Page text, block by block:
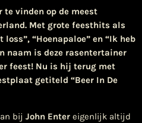
vinden op de meest
Met grote feesthits als
loss”, “Hoenapaloe” en “Ik heb
naam is deze rasentertainer
feest! Nu is hij terug met
getiteld “Beer In De
bij John Enter eigenlijk altijd